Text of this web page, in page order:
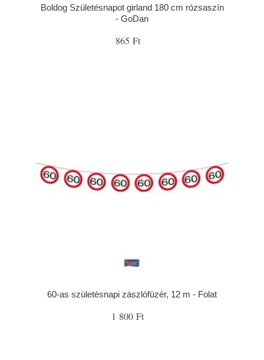
Boldog Születésnapot girland 180 cm rózsaszín
- GoDan
865 Ft
60-as születésnapi zászlófüzér, 12 m - Folat
1 800 Ft